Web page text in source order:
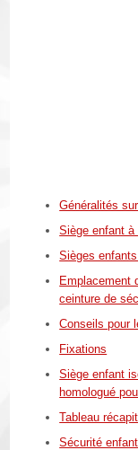
Généralités
Siège enfant à l
Sièges
Emplacement
ceinture de
Conseils pour
Fixations
Siège enfant
homologué
Tableau
Sécurité